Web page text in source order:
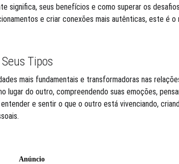
significa, seus benefícios e como superar os
e criar conexões mais autênticas, este é
Tipos
mais fundamentais e transformadoras nas
lugar do outro, compreendendo suas emoções,
e sentir o que o outro está vivenciando,